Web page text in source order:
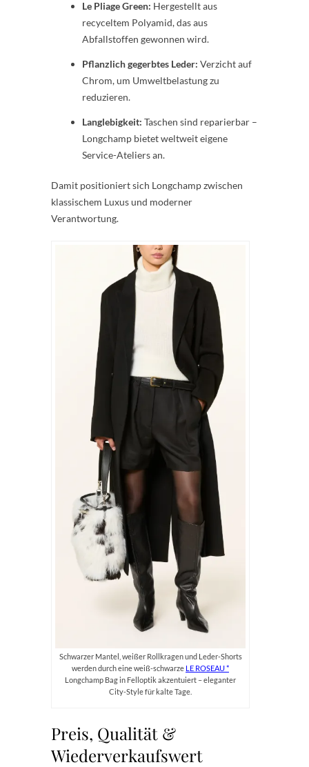
Le Pliage Green: Hergestellt aus
recyceltem Polyamid, das aus
Abfallstoffen gewonnen wird.
Pflanzlich gegerbtes Leder: Verzicht auf
Chrom, um Umweltbelastung zu
reduzieren.
Langlebigkeit: Taschen sind reparierbar –
Longchamp bietet weltweit eigene
Service-Ateliers an.
Damit positioniert sich Longchamp zwischen
klassischem Luxus und moderner
Verantwortung.
Schwarzer Mantel, weißer Rollkragen und Leder-Shorts
werden durch eine weiß-schwarze LE ROSEAU
Longchamp Bag in Felloptik akzentuiert – eleganter
City-Style für kalte Tage.
Preis, Qualität &
Wiederverkaufswert